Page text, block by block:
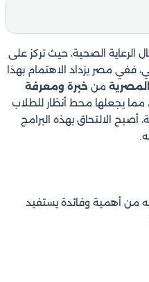
الصحية، حيث تركز على
ففي مصر يزداد الاهتمام بهذا
من خبرة ومعرفة
يجعلها محط أنظار للطلاب
أصبح الالتحاق بهذه البرامج
من أهمية وفائدة يستفيد